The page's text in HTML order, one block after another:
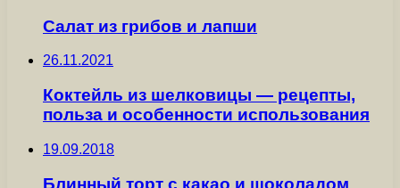
Салат из грибов и лапши
26.11.2021
Коктейль из шелковицы — рецепты,
польза и особенности использования
19.09.2018
Блинный торт с какао и шоколадом